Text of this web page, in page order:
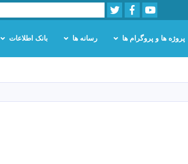
content
Youtube
Facebook
Twitter
Search
پروژه ها و پروگرام ها رسانه ها بانک اطلاعات